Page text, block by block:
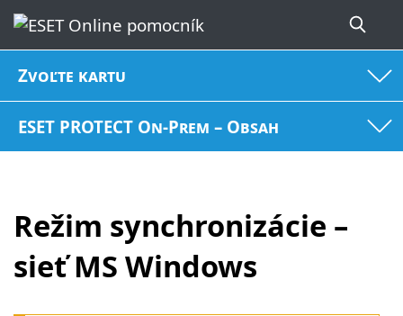
Zvoľte kartu
ESET PROTECT On-Prem – Obsah
Režim synchronizácie –
sieť MS Windows